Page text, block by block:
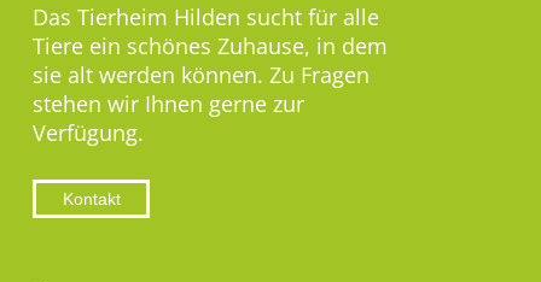
Das Tierheim Hilden sucht für alle
Tiere ein schönes Zuhause, in dem
sie alt werden können. Zu Fragen
stehen wir Ihnen gerne zur
Verfügung.
Kontakt